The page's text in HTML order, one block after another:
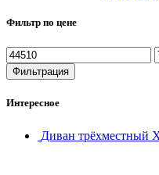
Фильтр по цене
Минимальная
цена
Фильтрация
Интересное
Диван трёхместный